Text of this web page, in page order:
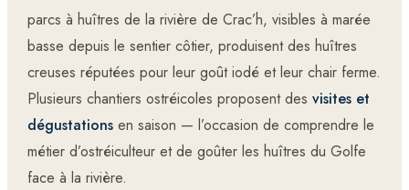
parcs à huîtres de la rivière de Crac’h, visibles à marée
basse depuis le sentier côtier, produisent des huîtres
creuses réputées pour leur goût iodé et leur chair ferme.
Plusieurs chantiers ostréicoles proposent des visites et
dégustationsen saison — l’occasion de comprendre le
métier d’ostréiculteur et de goûter les huîtres du Golfe
face à la rivière.